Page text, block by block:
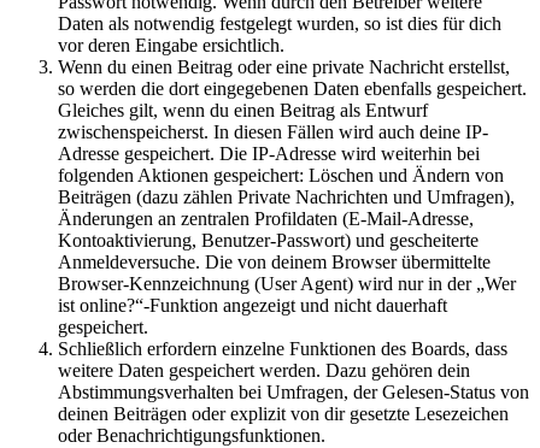
Daten als notwendig festgelegt wurden, so ist dies für dich
vor deren Eingabe ersichtlich.
Wenn du einen Beitrag oder eine private Nachricht erstellst,
so werden die dort eingegebenen Daten ebenfalls gespeichert.
Gleiches gilt, wenn du einen Beitrag als Entwurf
zwischenspeicherst. In diesen Fällen wird auch deine IP-
Adresse gespeichert. Die IP-Adresse wird weiterhin bei
folgenden Aktionen gespeichert: Löschen und Ändern von
Beiträgen (dazu zählen Private Nachrichten und Umfragen),
Änderungen an zentralen Profildaten (E-Mail-Adresse,
Kontoaktivierung, Benutzer-Passwort) und gescheiterte
Anmeldeversuche. Die von deinem Browser übermittelte
Browser-Kennzeichnung (User Agent) wird nur in der „Wer
ist online?“-Funktion angezeigt und nicht dauerhaft
gespeichert.
Schließlich erfordern einzelne Funktionen des Boards, dass
weitere Daten gespeichert werden. Dazu gehören dein
Abstimmungsverhalten bei Umfragen, der Gelesen-Status von
deinen Beiträgen oder explizit von dir gesetzte Lesezeichen
oder Benachrichtigungsfunktionen.